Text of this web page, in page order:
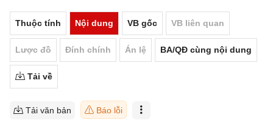
Thuộc tính Nội dung VB gốc VB liên quan
Lược đồ Đính chính Án lệ BA/QĐ cùng nội dung
Tải về
Tải văn bản Báo lỗi